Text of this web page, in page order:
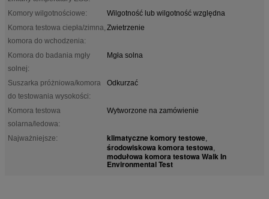
Komory wilgotnościowe:
Wilgotność lub wilgotność względna
Komora testowa ciepła/zimna,
komora do wchodzenia:
Zwietrzenie
Komora do badania mgły
solnej:
Mgła solna
Suszarka próżniowa/komora
do testowania wysokości:
Odkurzać
Komora testowa
solarna/ledowa:
Wytworzone na zamówienie
Najważniejsze: klimatyczne komory testowe,
środowiskowa komora testowa,
modułowa komora testowa Walk In
Environmental Test